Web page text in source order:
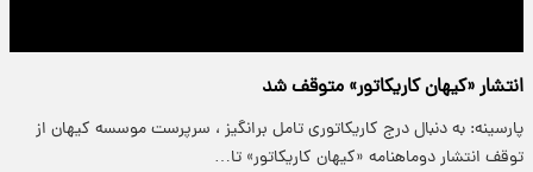
انتشار «کیهان کاریکاتور» متوقف شد
پارسینه: به دنبال درج کاریکاتوری تامل برانگیز ، سرپرست موسسه کیهان از
توقف انتشار دوماهنامه «کیهان کاریکاتور» تا…